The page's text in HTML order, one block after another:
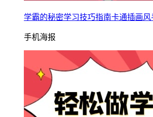
学霸的秘密学习技巧指南卡通插画风
手机海报